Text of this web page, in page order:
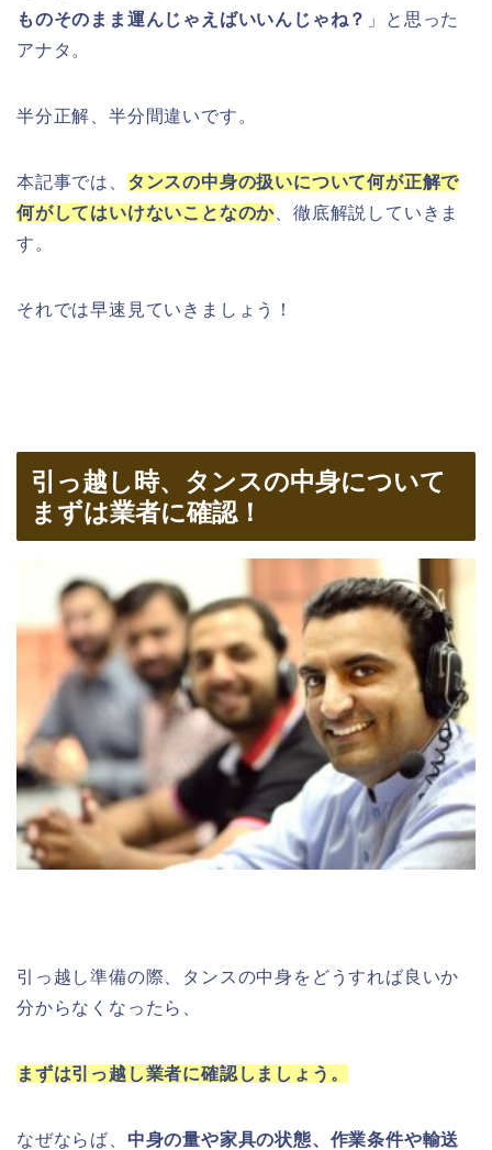
ものそのまま運んじゃえばいいんじゃね？ 」と思った
アナタ。
半分正解、半分間違いです。
本記事では、 タンスの中身の扱いについて何が正解で
何がしてはいけないことなのか 、徹底解説していきま
す。
それでは早速見ていきましょう！
引っ越し時、タンスの中身について
まずは業者に確認！
引っ越し準備の際、タンスの中身をどうすれば良いか
分からなくなったら、
まずは引っ越し業者に確認しましょう。
なぜならば、 中身の量や家具の状態、作業条件や輸送